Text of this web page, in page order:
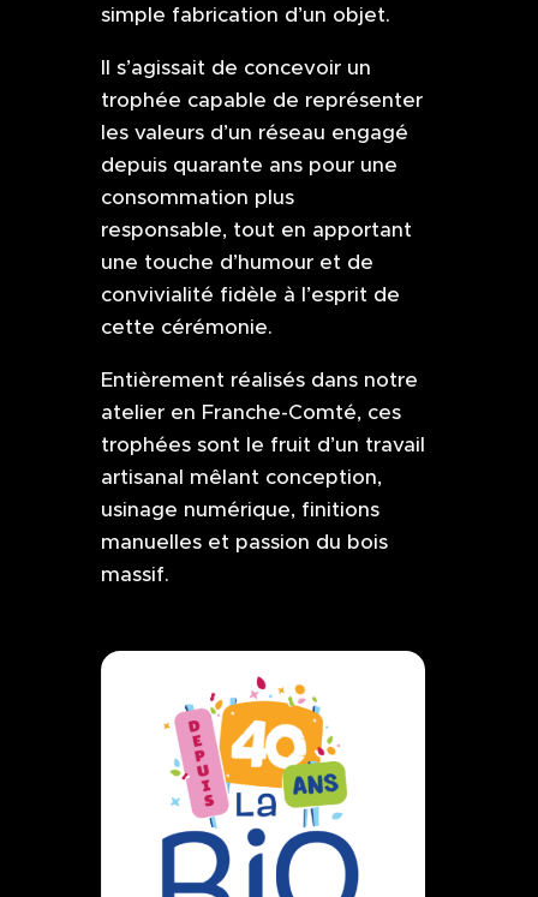
simple fabrication d’un objet.
Il s’agissait de concevoir un
trophée capable de représenter
les valeurs d’un réseau engagé
depuis quarante ans pour une
consommation plus
responsable, tout en apportant
une touche d’humour et de
convivialité fidèle à l’esprit de
cette cérémonie.
Entièrement réalisés dans notre
atelier en Franche-Comté, ces
trophées sont le fruit d’un travail
artisanal mêlant conception,
usinage numérique, finitions
manuelles et passion du bois
massif.